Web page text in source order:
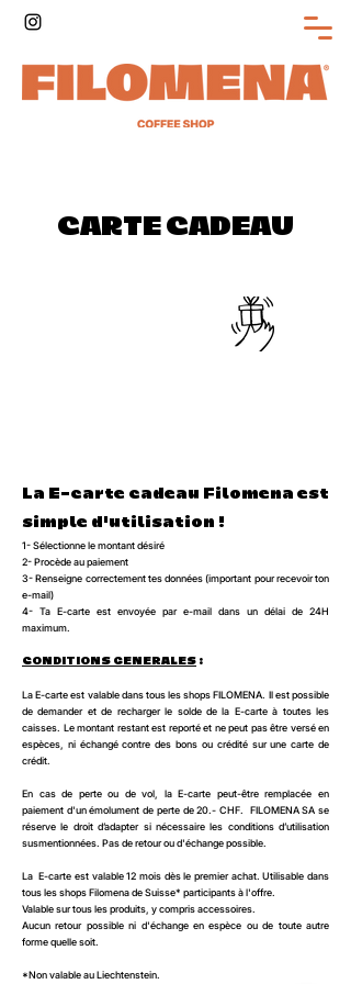
CARTE CADEAU
La E-carte cadeau Filomena est
simple d'utilisation !
1- Sélectionne le montant désiré
2- Procède au paiement
3- Renseigne correctement tes données (important pour recevoir ton
e-mail)
4- Ta E-carte est envoyée par e-mail dans un délai de 24H
maximum.
CONDITIONS GENERALES :
La E-carte est valable dans tous les shops FILOMENA. Il est possible
de demander et de recharger le solde de la E-carte à toutes les
caisses. Le montant restant est reporté et ne peut pas être versé en
espèces, ni échangé contre des bons ou crédité sur une carte de
crédit.
En cas de perte ou de vol, la E-carte peut-être remplacée en
paiement d'un émolument de perte de 20.- CHF. FILOMENA SA se
réserve le droit d’adapter si nécessaire les conditions d’utilisation
susmentionnées. Pas de retour ou d'échange possible.
La E-carte est valable 12 mois dès le premier achat. Utilisable dans
tous les shops Filomena de Suisse* participants à l'offre.
Valable sur tous les produits, y compris accessoires.
Aucun retour possible ni d'échange en espèce ou de toute autre
forme quelle soit.
*Non valable au Liechtenstein.